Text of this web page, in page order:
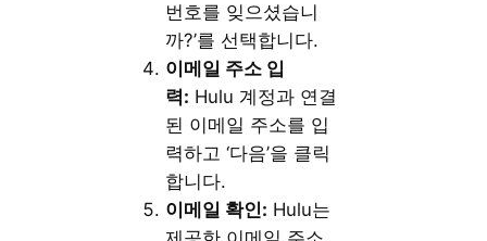
번호를 잊으셨습니
까?’를 선택합니다.
이메일 주소 입
력: Hulu 계정과 연결
된 이메일 주소를 입
력하고 ‘다음’을 클릭
합니다.
이메일 확인: Hulu는